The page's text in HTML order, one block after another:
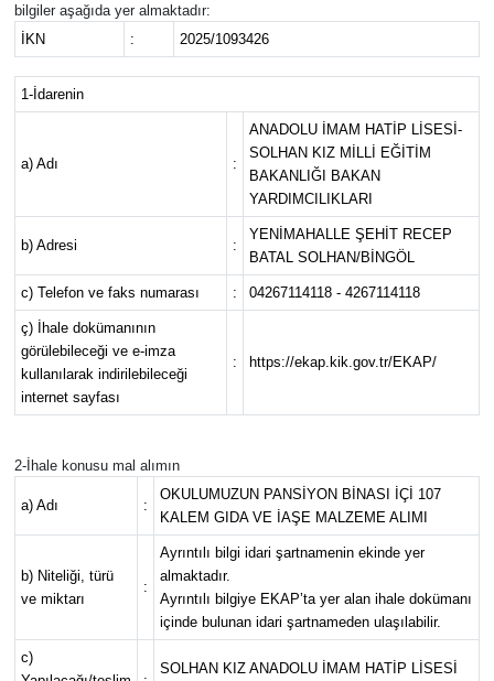
bilgiler aşağıda yer almaktadır:
İKN
: 2025/1093426
1-İdarenin
a) Adı :
ANADOLU İMAM HATİP LİSESİ-
SOLHAN KIZ MİLLİ EĞİTİM
BAKANLIĞI BAKAN
YARDIMCILIKLARI
b) Adresi :
YENİMAHALLE ŞEHİT RECEP
BATAL SOLHAN/BİNGÖL
c) Telefon ve faks numarası : 04267114118 - 4267114118
ç) İhale dokümanının
görülebileceği ve e-imza
kullanılarak indirilebileceği
internet sayfası
: https://ekap.kik.gov.tr/EKAP/
2-İhale konusu mal alımın
a) Adı :
OKULUMUZUN PANSİYON BİNASI İÇİ 107
KALEM GIDA VE İAŞE MALZEME ALIMI
b) Niteliği, türü
ve miktarı
:
Ayrıntılı bilgi idari şartnamenin ekinde yer
almaktadır.
Ayrıntılı bilgiye EKAP’ta yer alan ihale dokümanı
içinde bulunan idari şartnameden ulaşılabilir.
c)
SOLHAN KIZ ANADOLU İMAM HATİP LİSESİ
KİĞI
MERKEZ
SİYASET
SOLHAN
SPOR
YAYLADERE
YEDİSU